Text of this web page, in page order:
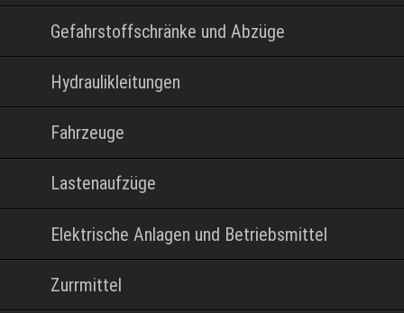
Gefahrstoffschränke und Abzüge
Hydraulikleitungen
Fahrzeuge
Lastenaufzüge
Elektrische Anlagen und Betriebsmittel
Zurrmittel